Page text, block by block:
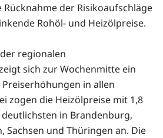
Rücknahme der Risikoaufschläge
Rohöl- und Heizölpreise.
regionalen
sich zur Wochenmitte ein
in allen
zogen die Heizölpreise mit 1,8
in Brandenburg,
Sachsen und Thüringen an. Die